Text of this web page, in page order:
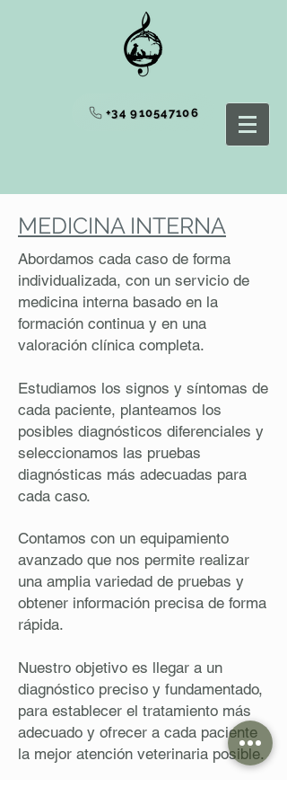
+34 910547106
MEDICINA INTERNA
Abordamos cada caso de forma
individualizada, con un servicio de
medicina interna basado en la
formación continua y en una
valoración clínica completa.
Estudiamos los signos y síntomas de
cada paciente, planteamos los
posibles diagnósticos diferenciales y
seleccionamos las pruebas
diagnósticas más adecuadas para
cada caso.
Contamos con un equipamiento
avanzado que nos permite realizar
una amplia variedad de pruebas y
obtener información precisa de forma
rápida.
Nuestro objetivo es llegar a un
diagnóstico preciso y fundamentado,
para establecer el tratamiento más
adecuado y ofrecer a cada paciente
la mejor atención veterinaria posible.